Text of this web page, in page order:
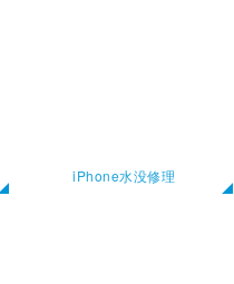
iPhone水没修理